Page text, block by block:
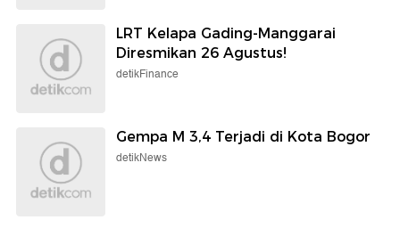
LRT Kelapa Gading-Manggarai
Diresmikan 26 Agustus!
detikFinance
Gempa M 3,4 Terjadi di Kota Bogor
detikNews